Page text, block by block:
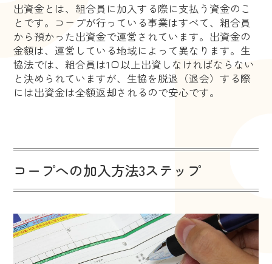
出資金とは、組合員に加入する際に支払う資金のこ
とです。コープが行っている事業はすべて、組合員
から預かった出資金で運営されています。出資金の
金額は、運営している地域によって異なります。生
協法では、組合員は1口以上出資しなければならない
と決められていますが、生協を脱退（退会）する際
には出資金は全額返却されるので安心です。
コープへの加入方法3ステップ